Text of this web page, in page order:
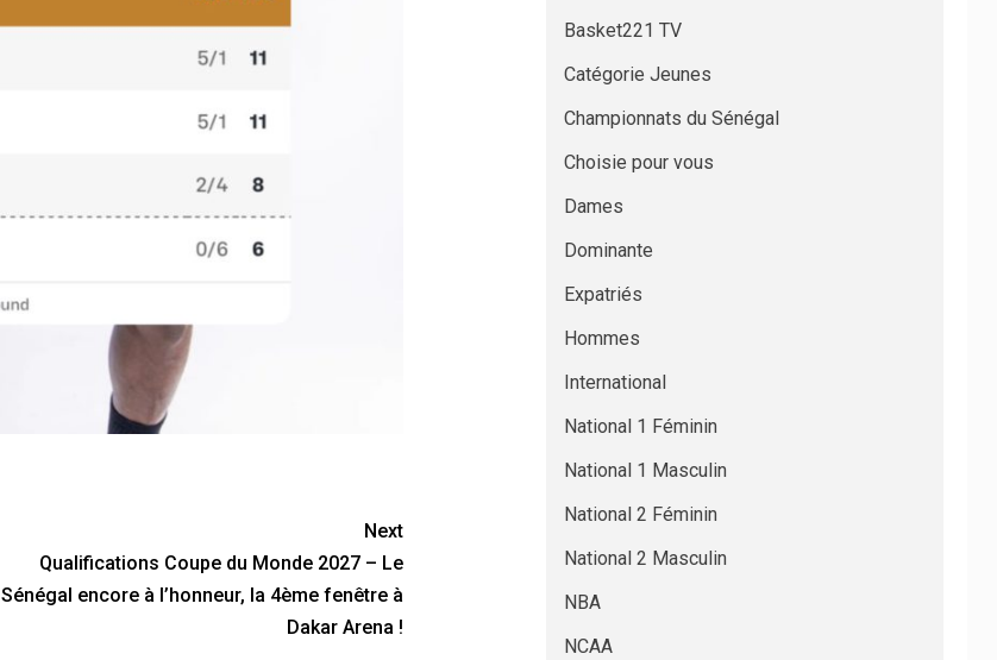
Next
Qualifications Coupe du Monde 2027 – Le
Sénégal encore à l’honneur, la 4ème fenêtre à
Dakar Arena !
Basket221 TV
Catégorie Jeunes
Championnats du Sénégal
Choisie pour vous
Dames
Dominante
Expatriés
Hommes
International
National 1 Féminin
National 1 Masculin
National 2 Féminin
National 2 Masculin
NBA
NCAA